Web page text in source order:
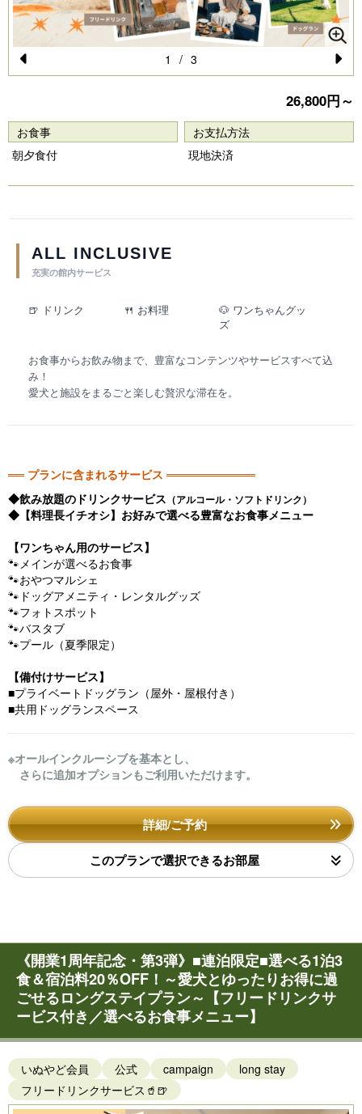
Pr
vi
o
N
e
xt
1 / 3
26,800円～
お食事
朝夕食付
お支払方法
現地決済
ALL INCLUSIVE
充実の館内サービス
🍺 ドリンク 🍴 お料理
🐶 ワンちゃんグッ
ズ
お食事からお飲み物まで、豊富なコンテンツやサービスすべて込
み！
愛犬と施設をまるごと楽しむ贅沢な滞在を。
══ プランに含まれるサービス ═══════════
◆飲み放題のドリンクサービス （アルコール・ソフトドリンク）
◆【料理長イチオシ】お好みで選べる豊富なお食事メニュー
【ワンちゃん用のサービス】
🐾メインが選べるお食事
🐾おやつマルシェ
🐾ドッグアメニティ・レンタルグッズ
🐾フォトスポット
🐾バスタブ
🐾プール（夏季限定）
【備付けサービス】
■プライベートドッグラン（屋外・屋根付き）
■共用ドッグランスペース
※オールインクルーシブを基本とし、
さらに追加オプションもご利用いただけます。
詳細/ご予約
このプランで選択できるお部屋
《開業1周年記念・第3弾》■連泊限定■選べる1泊3
食＆宿泊料20％OFF！～愛犬とゆったりお得に過
ごせるロングステイプラン～【フリードリンクサ
ービス付き／選べるお食事メニュー】
いぬやど会員 公式 campaign
long stay
フリードリンクサービス🥤🍺